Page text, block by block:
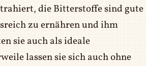
die Bitterstoffe sind gute
zu ernähren und ihm
sie auch als ideale
lassen sie sich auch ohne